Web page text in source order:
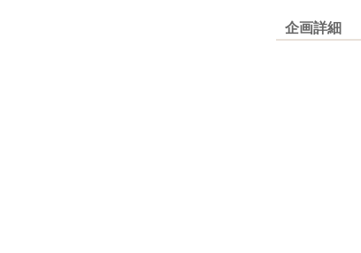
企画詳細